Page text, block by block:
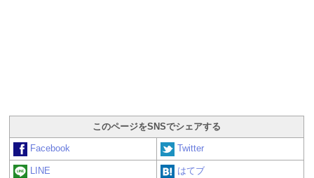
このページをSNSでシェアする
Facebook Twitter
LINE はてブ